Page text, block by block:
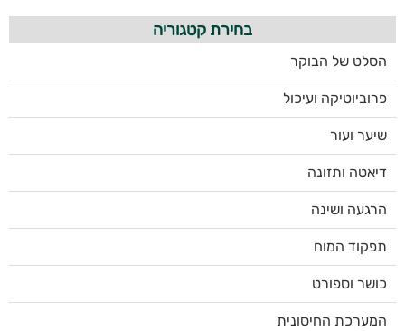
בחירת קטגוריה
הסלט של הבוקר
פרוביוטיקה ועיכול
שיער ועור
דיאטה ותזונה
הרגעה ושינה
תפקוד המוח
כושר וספורט
המערכת החיסונית